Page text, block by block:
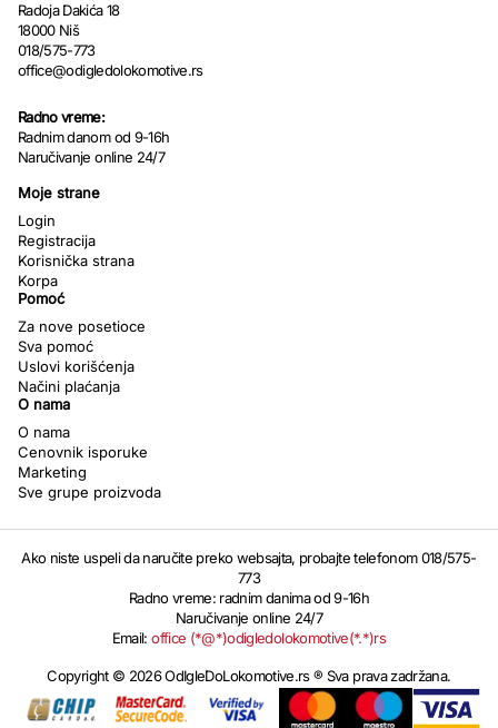
Radoja Dakića 18
18000 Niš
018/575-773
office@odigledolokomotive.rs
Radno vreme:
Radnim danom od 9-16h
Naručivanje online 24/7
Moje strane
Login
Registracija
Korisnička strana
Korpa
Pomoć
Za nove posetioce
Sva pomoć
Uslovi korišćenja
Načini plaćanja
O nama
O nama
Cenovnik isporuke
Marketing
Sve grupe proizvoda
Ako niste uspeli da naručite preko websajta, probajte telefonom 018/575-
773
Radno vreme: radnim danima od 9-16h
Naručivanje online 24/7
Email:office (*@*)odigledolokomotive(*.*)rs
Copyright © 2026 OdIgleDoLokomotive.rs ® Sva prava zadržana.